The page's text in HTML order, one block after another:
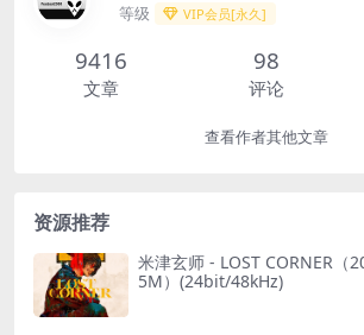
等级 VIP会员[永久]
9416
文章
98
评论
查看作者其他文章
资源推荐
米津玄师 - LOST CORNER（
5M）(24bit/48kHz)